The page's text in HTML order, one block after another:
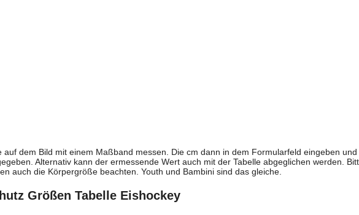
auf dem Bild mit einem Maßband messen. Die cm dann in dem Formularfeld eingeben und
Alternativ kann der ermessende Wert auch mit der Tabelle abgeglichen werden.
auch die Körpergröße beachten. Youth und Bambini sind das gleiche.
Größen Tabelle Eishockey